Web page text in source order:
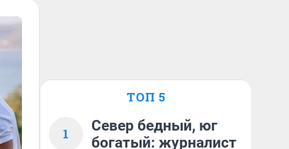
ТОП 5
1
Север бедный, юг
богатый: журналист